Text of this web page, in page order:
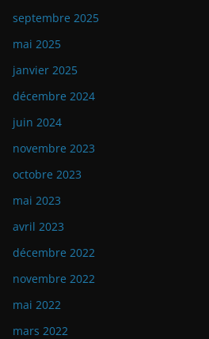
septembre 2025
mai 2025
janvier 2025
décembre 2024
juin 2024
novembre 2023
octobre 2023
mai 2023
avril 2023
décembre 2022
novembre 2022
mai 2022
mars 2022